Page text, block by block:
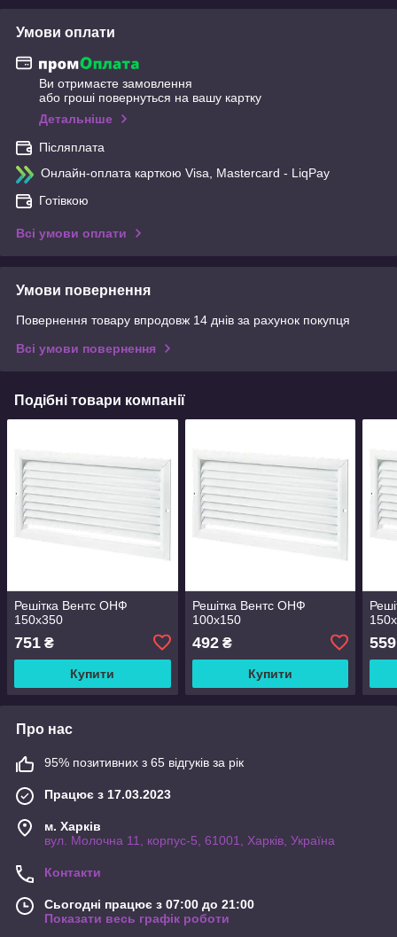
Умови оплати
Ви отримаєте замовлення
або гроші повернуться на вашу картку
Детальніше
Післяплата
Онлайн-оплата карткою Visa, Mastercard - LiqPay
Готівкою
Всі умови оплати
Умови повернення
Повернення товару впродовж 14 днів за рахунок покупця
Всі умови повернення
Подібні товари компанії
Решітка Вентс ОНФ
150x350
751 ₴
Купити
Решітка Вентс ОНФ
100x150
492₴
Купити
559
Про нас
95% позитивних з 65 відгуків за рік
Працює з 17.03.2023
м. Харків
вул. Молочна 11, корпус-5, 61001, Харків, Україна
Контакти
Сьогодні працює з 07:00 до 21:00
Показати весь графік роботи